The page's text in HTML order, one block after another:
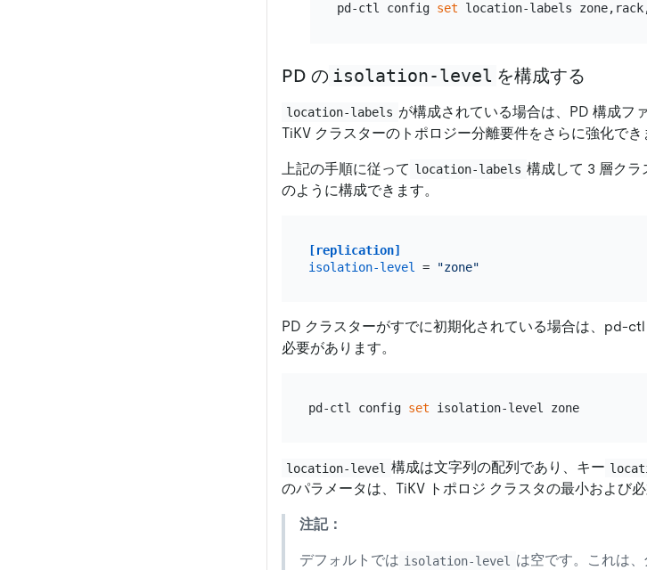
pd-ctl config set
PD の isolation-level を構成する
location-labels が構成されている場合は、PD 構成フ
TiKV クラスターのトポロジー分離要件をさらに強化でき
上記の手順に従って location-labels 構成して 3 層クラ
のように構成できます。
[replication]
isolation-level
= "zone"
PD クラスターがすでに初期化されている場合は、pd-
必要があります。
pd-ctl config set isolation-level zone
location-level 構成は文字列の配列であり、キー
のパラメータは、TiKV トポロジ クラスタの最小および
注記：
デフォルトでは isolation-level は空です。これは